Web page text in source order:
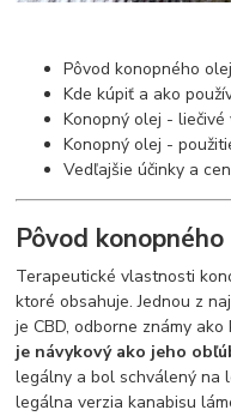
Pôvod konopného
Kde kúpiť a ako
Konopný olej -
Konopný olej -
Vedľajšie účinky a
Pôvod
Terapeutické vlastnosti
ktoré obsahuje. Jednou z
je CBD, odborne známy
je návykový ako jeho
legálny a bol schválený na
legálna verzia kanabisu